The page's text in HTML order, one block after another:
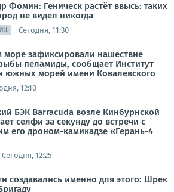
Фомин: Геническ растёт ввысь: таких
не видел никогда
Сегодня, 11:30
море зафиксировали нашествие
пеламиды, сообщает Институт
южных морей имени Ковалевского
12:10
БЭК Barracuda возле Кинбурнской
селфи за секунду до встречи с
его дроном-камикадзе «Герань-4
Сегодня, 12:25
создавались именно для этого: Шрек